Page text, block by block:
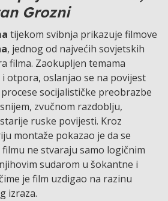
Grozni
tijekom svibnja prikazuje filmove
, jednog od najvećih sovjetskih
filma. Zaokupljen temama
otpora, oslanjao se na povijest
socijalističke preobrazbe
zvučnom razdoblju,
ruske povijesti. Kroz
montaže pokazao je da se
filmu ne stvaraju samo logičnim
sudarom u šokantne i
je film uzdigao na razinu
izraza.